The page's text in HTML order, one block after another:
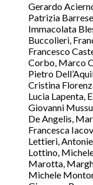
Gerardo
Patrizia
Immacolata
Buccolieri,
Francesco
Corbo, Marco
Pietro
Cristina
Lucia Lapenta,
Giovanni
De Angelis,
Francesca
Lettieri,
Lottino,
Marotta,
Michele